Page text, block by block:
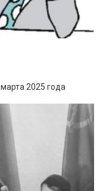
2025 года